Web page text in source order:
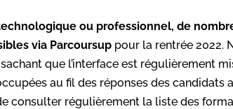
ou professionnel, de
via Parcoursup pour la rentrée 2022.
que l’interface est régulièrement
au fil des réponses des candidats
consulter régulièrement la liste des